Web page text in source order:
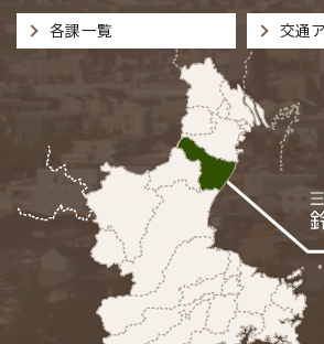
各課一覧 交通